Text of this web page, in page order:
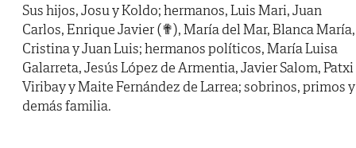
Sus hijos, Josu y Koldo; hermanos, Luis Mari, Juan
Carlos, Enrique Javier (✟), María del Mar, Blanca María,
Cristina y Juan Luis; hermanos políticos, María Luisa
Galarreta, Jesús López de Armentia, Javier Salom, Patxi
Viribay y Maite Fernández de Larrea; sobrinos, primos y
demás familia.